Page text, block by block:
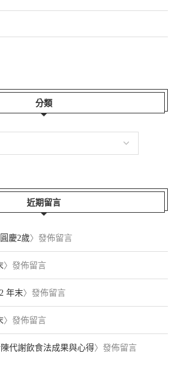
分類
近期留言
慶2歲〉發佈留言
〉發佈留言
年末〉發佈留言
〉發佈留言
代謝飲食法成果與心得〉發佈留言